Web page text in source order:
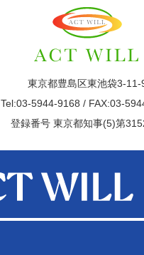
東京都豊島区東池袋3-11-
Tel:03-5944-9168 / FAX:03-
登録番号 東京都知事(5)第